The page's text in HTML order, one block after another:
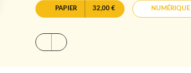
PAPIER 32,00 € NUMÉRIQUE